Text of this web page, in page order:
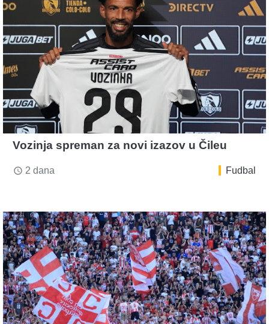
Vozinja spreman za novi izazov u Čileu
access_time 2 dana Fudbal